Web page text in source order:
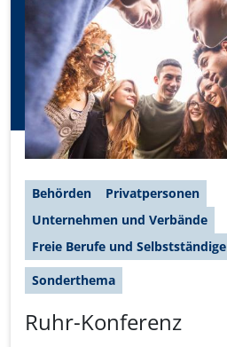
Behörden
Privatpersonen
Unternehmen und Verbände
Freie Berufe und Selbstständige
Sonderthema
Ruhr-Konferenz